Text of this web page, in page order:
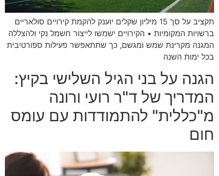
תקציב על סך 15 מיליון שקלים יוענק להקמת קירויים סולאריים
ברשויות המקומיות • הקירויים ישמשו לייצור חשמל נקי ולהצללה
המגנה מקרינת שמש ומגשם, כך שתתאפשר פעילות ספורטיבית
בכל ימות השנה
הגנה על בני הגיל השלישי בקיץ:
המדריך של ד"ר רועי ורונה
מ"כללית" להתמודדות עם עומס
חום